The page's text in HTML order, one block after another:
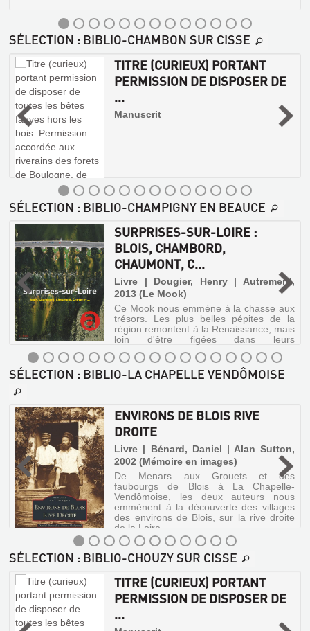
MALEBRANCHE
DE
L'ACADÉMIE
DES
SCIENCES
:
L'OEUVRE
Livre
|
Robinet,
André
J.
Vrin,
1970
(Bibliothèque
d'histoire
de
philosophie)
DÉFI
CYBERNÉTIQUE
:
L'AUTOMATE
ET
LES
EGLISES
DE
ET-
CHER
Livre
|
Lesueur,
Frédéric
|
A.
et
J.
Picard,
1969
PAROISSES
SÉLECTION : BIBLIO-CHAMBON SUR CISSE
TITRE (CURIEUX) PORTANT
PERMISSION DE DISPOSER DE
...
Manuscrit
SÉLECTION : BIBLIO-CHAMPIGNY EN BEAUCE
SURPRISES-SUR-LOIRE :
BLOIS, CHAMBORD,
CHAUMONT, C...
Livre | Dougier, Henry | Autrement,
2013 (Le Mook)
Ce Mook nous emmène à la chasse aux
trésors. Les plus belles pépites de la
région remontent à la Renaissance, mais
loin d'être figées dans leurs
somptueuses montures, elles ont su
sortir du cadre pour plaire aux temps
présents. A ...
SURPRISES-
LOIRE
:
BLOIS,
CHAMBORD,
CHAUMONT,
C...
Livre
|
Henry
|
Autrement,
2013
(Le
Mook)
Ce
SÉLECTION : BIBLIO-LA CHAPELLE VENDÔMOISE
ENVIRONS DE BLOIS RIVE
DROITE
Livre | Bénard, Daniel | Alan Sutton,
2002 (Mémoire en images)
De Menars aux Grouets et des
faubourgs de Blois à La Chapelle-
Vendômoise, les deux auteurs nous
emmènent à la découverte des villages
des environs de Blois, sur la rive droite
de la Loire.
ENVIRONS
DE
BLOIS
RIVE
SÉLECTION : BIBLIO-CHOUZY SUR CISSE
TITRE (CURIEUX) PORTANT
PERMISSION DE DISPOSER DE
...